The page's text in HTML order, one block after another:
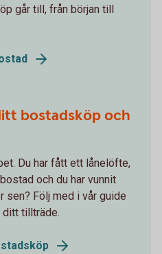
går till, från början till
bostadsköp och
Du har fått ett lånelöfte,
och du har vunnit
sen? Följ med i vår guide
ditt tillträde.